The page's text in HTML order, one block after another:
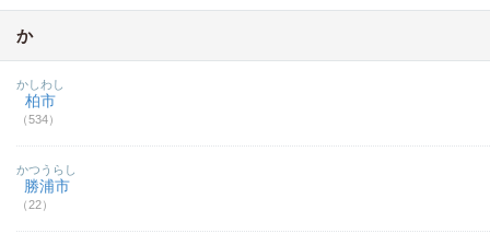
か
柏市
（534）
かしわし
勝浦市
（22）
かつうらし